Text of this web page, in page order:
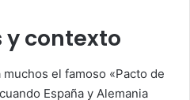
contexto
el famoso «Pacto de
España y Alemania